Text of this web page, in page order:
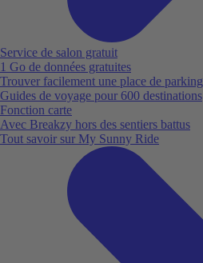
Service de salon gratuit
1 Go de données gratuites
Trouver facilement une place de parking
Guides de voyage pour 600 destinations
Fonction carte
Avec Breakzy hors des sentiers battus
Tout savoir sur My Sunny Ride